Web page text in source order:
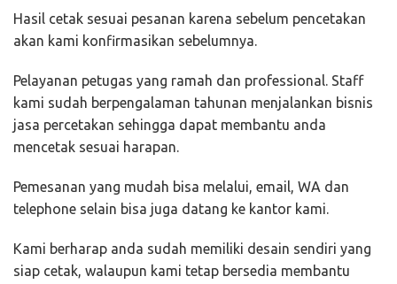
Hasil cetak sesuai pesanan karena sebelum pencetakan
akan kami konfirmasikan sebelumnya.
Pelayanan petugas yang ramah dan professional. Staff
kami sudah berpengalaman tahunan menjalankan bisnis
jasa percetakan sehingga dapat membantu anda
mencetak sesuai harapan.
Pemesanan yang mudah bisa melalui, email, WA dan
telephone selain bisa juga datang ke kantor kami.
Kami berharap anda sudah memiliki desain sendiri yang
siap cetak, walaupun kami tetap bersedia membantu